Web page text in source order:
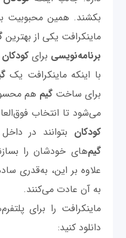
بکشند. همین محبوبیت
ماینکرافت یکی از بهترین
برنامه‌نویسی برایکودکان
با اینکه ماینکرافت یک
برای ساختگیم هم
می‌شود تا انتخاب
کودکان بتوانند در داخل
گیم‌های خودشان را
علاوه بر این، به‌قدری
به آن عادت می‌کنند.
ماینکرافت را برای
دانلود کنید: